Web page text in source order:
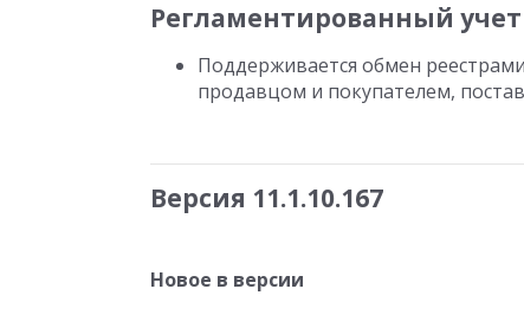
Регламентированный учет
Поддерживается обмен
продавцом и покупателем,
Версия 11.1.10.167
Новое в версии